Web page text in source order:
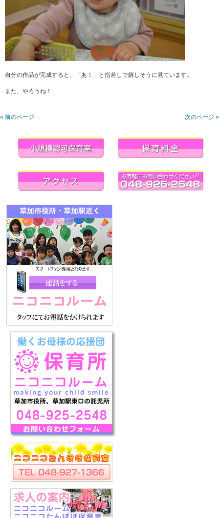
自分の作品が完成すると、「あ！」と指差しで嬉しそうに見ています。
また、やろうね！
« 前のページ 次のページ »